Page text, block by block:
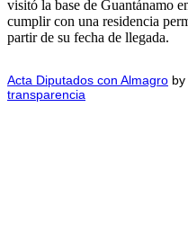
visitó la base de Guantánamo
cumplir con una residencia
partir de su fecha de llegada.
Acta Diputados con Almagro by
transparencia